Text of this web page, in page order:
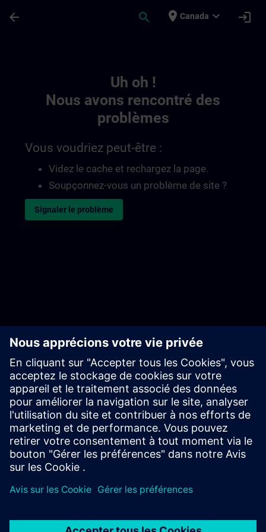
arrow_back search place Canada expand_more login
Uh oh !
Nous avons rencontré des
problèmes
Vous voudriez peut-être :
Videz le cache et rechargez la page.
Soupçonnez-vous un problème de site ?
Signaler le problème